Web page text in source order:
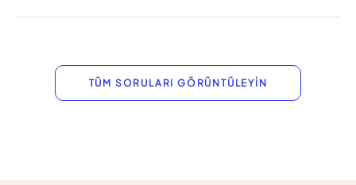
TÜM SORULARI GÖRÜNTÜLEYİN